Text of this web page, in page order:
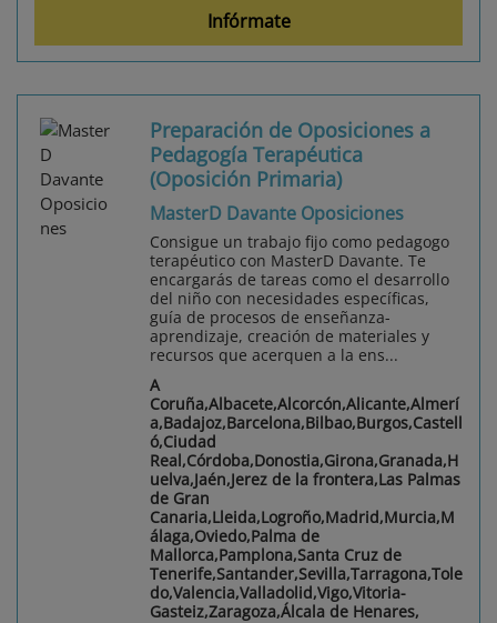
Infórmate
Preparación de Oposiciones a
Pedagogía Terapéutica
(Oposición Primaria)
MasterD Davante Oposiciones
Consigue un trabajo fijo como pedagogo
terapéutico con MasterD Davante. Te
encargarás de tareas como el desarrollo
del niño con necesidades específicas,
guía de procesos de enseñanza-
aprendizaje, creación de materiales y
recursos que acerquen a la ens...
A
Coruña,Albacete,Alcorcón,Alicante,Almerí
a,Badajoz,Barcelona,Bilbao,Burgos,Castell
ó,Ciudad
Real,Córdoba,Donostia,Girona,Granada,H
uelva,Jaén,Jerez de la frontera,Las Palmas
de Gran
Canaria,Lleida,Logroño,Madrid,Murcia,M
álaga,Oviedo,Palma de
Mallorca,Pamplona,Santa Cruz de
Tenerife,Santander,Sevilla,Tarragona,Tole
do,Valencia,Valladolid,Vigo,Vitoria-
Gasteiz,Zaragoza,Álcala de Henares,